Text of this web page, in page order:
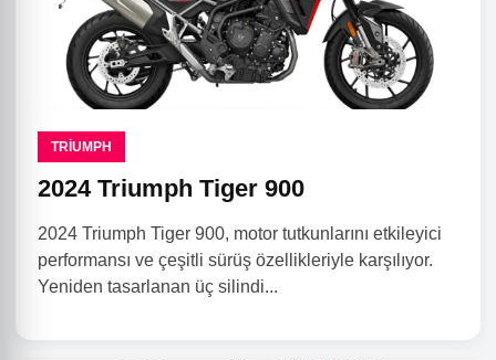
TRIUMPH
2024 Triumph Tiger 900
2024 Triumph Tiger 900, motor tutkunlarını etkileyici
performansı ve çeşitli sürüş özellikleriyle karşılıyor.
Yeniden tasarlanan üç silindi...